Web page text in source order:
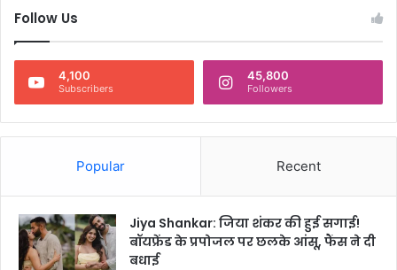
र
दा
र
Follow Us
4,100
Subscribers
45,800
Followers
Popular Recent
Jiya Shankar: जिया शंकर की हुई सगाई!
बॉयफ्रेंड के प्रपोजल पर छलके आंसू, फैंस ने दी
बधाई